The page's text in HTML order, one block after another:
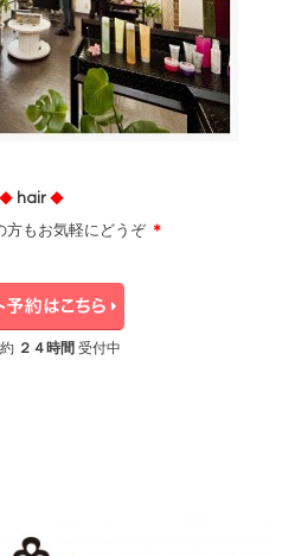
◆ hair ◆
方もお気軽にどうぞ ＊
２４時間 受付中